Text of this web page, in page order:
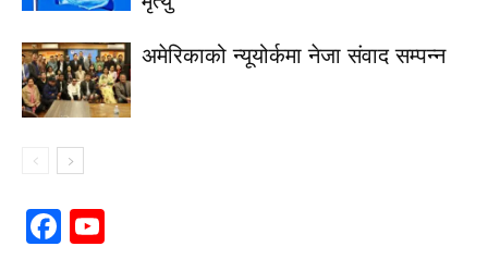
अमेरिकाको न्यूयोर्कमा नेजा संवाद सम्पन्न
Facebook